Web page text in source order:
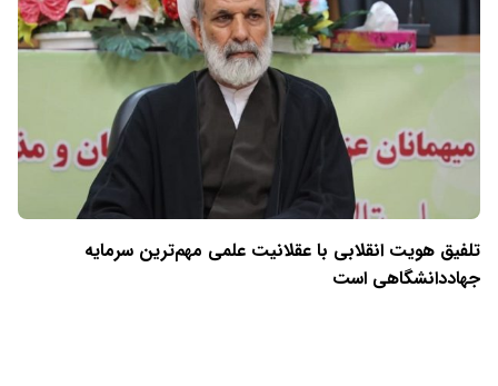
تلفیق هویت انقلابی با عقلانیت علمی مهم‌ترین سرمایه
جهاددانشگاهی است